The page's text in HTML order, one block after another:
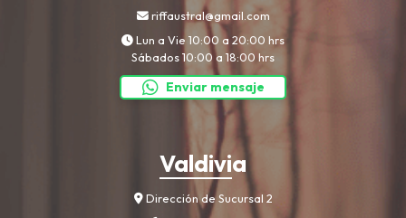
riffaustral@gmail.com
Lun a Vie 10:00 a 20:00 hrs
Sábados 10:00 a 18:00 hrs
Enviar mensaje
Valdivia
Dirección de Sucursal 2